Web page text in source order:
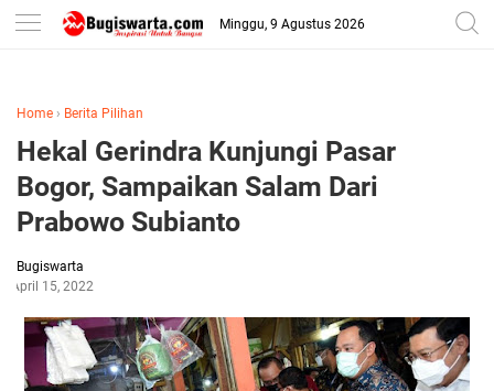
-->
Minggu, 9 Agustus 2026
Home › Berita Pilihan
Hekal Gerindra Kunjungi Pasar
Bogor, Sampaikan Salam Dari
Prabowo Subianto
Bugiswarta
April 15, 2022